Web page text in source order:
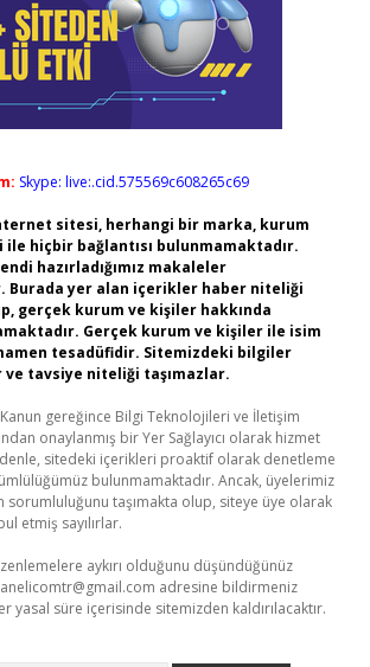
Skype: live:.cid.575569c608265c69
sitesi, herhangi bir marka, kurum
ile hiçbir bağlantısı bulunmamaktadır.
hazırladığımız makaleler
Burada yer alan içerikler haber niteliği
gerçek kurum ve kişiler hakkında
Gerçek kurum ve kişiler ile isim
tesadüfidir. Sitemizdeki bilgiler
tavsiye niteliği taşımazlar.
Kanun gereğince Bilgi Teknolojileri ve İletişim
onaylanmış bir Yer Sağlayıcı olarak hizmet
sitedeki içerikleri proaktif olarak denetleme
bulunmamaktadır. Ancak, üyelerimiz
sorumluluğunu taşımakta olup, siteye üye olarak
etmiş sayılırlar.
aykırı olduğunu düşündüğünüz
adresine bildirmeniz
yasal süre içerisinde sitemizden kaldırılacaktır.